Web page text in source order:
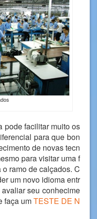
pode facilitar muito os
para que bon
de novas tecn
para visitar uma f
ramo de calçados. C
um novo idioma entr
seu conhecime
faça umTESTE DE N